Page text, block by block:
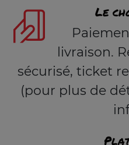
Le
livraison.
sécurisé, ticket
(pour plus de